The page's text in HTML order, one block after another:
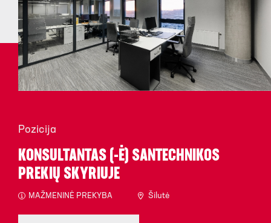
Pozicija
KONSULTANTAS (-Ė) SANTECHNIKOS
PREKIŲ SKYRIUJE
MAŽMENINĖ PREKYBA Šilutė